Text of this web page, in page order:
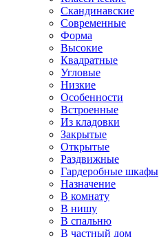
Скандинавские
Современные
Форма
Высокие
Квадратные
Угловые
Низкие
Особенности
Встроенные
Из кладовки
Закрытые
Открытые
Раздвижные
Гардеробные шкафы
Назначение
В комнату
В нишу
В спальню
В частный дом